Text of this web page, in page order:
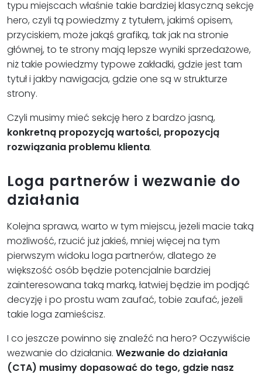
typu miejscach właśnie takie bardziej klasyczną sekcję
hero, czyli tą powiedzmy z tytułem, jakimś opisem,
przyciskiem, może jakąś grafiką, tak jak na stronie
głównej, to te strony mają lepsze wyniki sprzedażowe,
niż takie powiedzmy typowe zakładki, gdzie jest tam
tytuł i jakby nawigacja, gdzie one są w strukturze
strony.
Czyli musimy mieć sekcję hero z bardzo jasną,
konkretną propozycją wartości, propozycją
rozwiązania problemu klienta.
Loga partnerów i wezwanie do
działania
Kolejna sprawa, warto w tym miejscu, jeżeli macie taką
możliwość, rzucić już jakieś, mniej więcej na tym
pierwszym widoku loga partnerów, dlatego że
większość osób będzie potencjalnie bardziej
zainteresowana taką marką, łatwiej będzie im podjąć
decyzję i po prostu wam zaufać, tobie zaufać, jeżeli
takie loga zamieścisz.
I co jeszcze powinno się znaleźć na hero? Oczywiście
wezwanie do działania. Wezwanie do działania
(CTA) musimy dopasować do tego, gdzie nasz